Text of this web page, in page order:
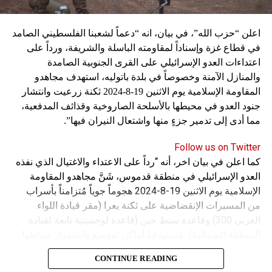
اعلن “حزب الله”، في بيان، انه “دعماً لشعبنا الفلسطيني الصامد
في قطاع غزة وإسناداً لمقاومته الباسلة ‌‏‌‏‌والشريفة، ورداً على
اعتداءات العدو الإسرائيلي على القرى الجنوبية الصامدة
والمنازل الآمنة وخصوصاً في بلدة باتوليه، استهدف مجاهدو
المقاومة الإسلامية يوم الاثنين 19-8-2024 ثكنة زرعيت وانتشار
جنود العدو في محيطها بالأسلحة الصاروخية وقذائف المدفعية،
مما أدى إلى تدمير جزءٍ منها واشتعال النيران فيها”.
Follow us on Twitter
كما اعلن في بيان اخر، أنه “رداً على الاعتداء والاغتيال الذي نفذه
العدو الإسرائيلي في منطقة قدموس، شَنَّ مجاهدو المقاومة
الإسلامية يوم الاثنين 19-8-2024 هجوماً جوياً مُتزامناً بأسراب
من المسيرات الإنقضاضية على ثكنة يعرا (مقر قيادة اللواء
الغربي 300) وقاعدة سنط جين (قاعدة لوجستية تابعة لقيادة
وجنودها وأصابت أهدافها بدقة وأوقعت فيهم عدداً من القتلى
CONTINUE READING